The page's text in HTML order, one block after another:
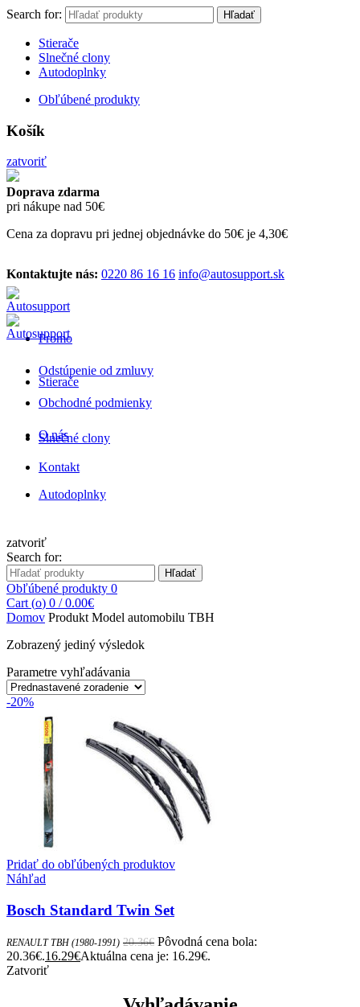
Search for: Hľadať
Stierače
Slnečné clony
Autodoplnky
Obľúbené produkty
Košík
zatvoriť
Doprava zdarma
pri nákupe nad 50€
Cena za dopravu pri jednej objednávke do 50€ je 4,30€
Kontaktujte nás: 0220 86 16 16 info@autosupport.sk
Promo
Odstúpenie od zmluvy
Obchodné podmienky
O nás
Kontakt
Stierače
Slnečné clony
Autodoplnky
zatvoriť
Search for:
Hľadať
Obľúbené produkty 0
Cart (o) 0 / 0.00€
Domov Produkt Model automobilu TBH
Zobrazený jediný výsledok
Parametre vyhľadávania
-20%
Pridať do obľúbených produktov
Náhľad
Bosch Standard Twin Set
RENAULT TBH (1980-1991) 20.36€ Pôvodná cena bola:
20.36€.16.29€Aktuálna cena je: 16.29€.
Zatvoriť